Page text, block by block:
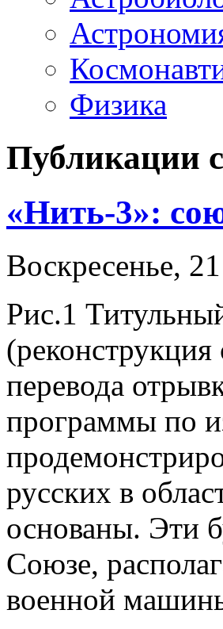
Физика
Публикации
«Нить-3»:
Воскресенье,
Рис.1
перевода
программы по
русских в
основаны. Эти
Союзе,
военной